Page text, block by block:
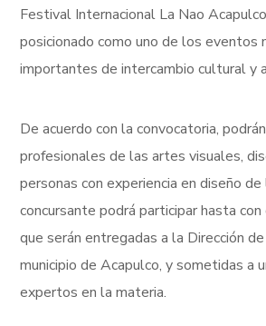
Festival Internacional La Nao
posicionado como uno de los eventos
importantes de intercambio cultural y
De acuerdo con la convocatoria,
profesionales de las artes visuales,
personas con experiencia en diseño
concursante podrá participar hasta
que serán entregadas a la Dirección
municipio de Acapulco, y sometidas a
expertos en la materia.